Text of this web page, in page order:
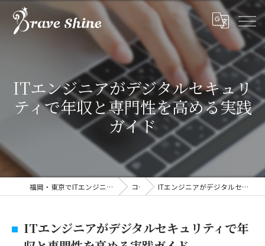
ITエンジニアがデジタルセキュリ
ティで年収と専門性を高める実践
ガイド
福岡・東京でITエンジニアの求人なら株式会社ブレイブシャイン コラム ITエンジニアがデジタルセキュリティで年収と専門性を高める実践ガイド
ITエンジニアがデジタルセキュリティで年